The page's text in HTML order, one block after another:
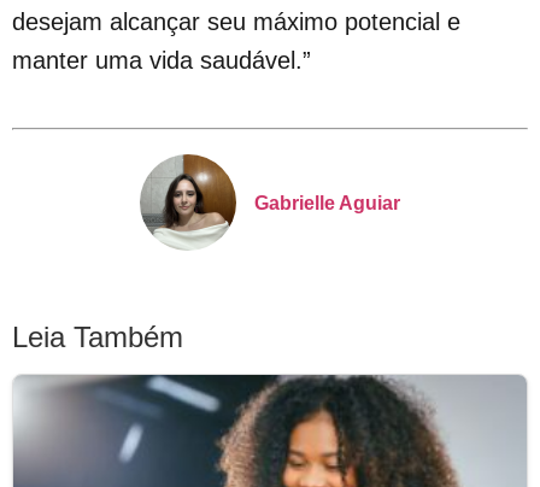
desejam alcançar seu máximo potencial e
manter uma vida saudável.”
Gabrielle Aguiar
Leia Também